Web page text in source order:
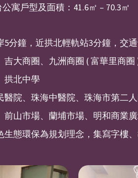
寓戶型及面積：41.6㎡ – 70.3㎡
5分鐘，近拱北輕軌站3分鐘，交
吉大商圈、九洲商圈 ( 富華里商圈
拱北中學
醫院、珠海中醫院、珠海市第二
前山市場、蘭埔市場、明和商業
生態環保為規划理念，集寫字樓